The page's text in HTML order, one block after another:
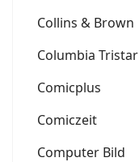
Collins & Brown
Columbia Tristar
Comicplus
Comiczeit
Computer Bild